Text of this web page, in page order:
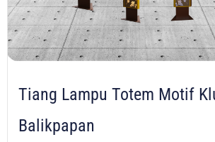
Tiang Lampu Totem Motif
Balikpapan